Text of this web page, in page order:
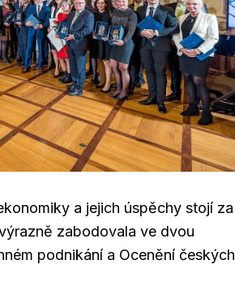
a jejich úspěchy stojí za
zabodovala ve dvou
podnikání a Ocenění českých